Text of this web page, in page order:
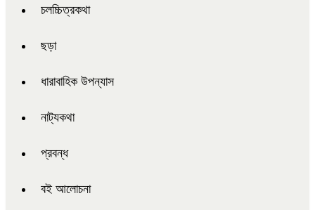
চলচ্চিত্রকথা
ছড়া
ধারাবাহিক উপন্যাস
নাট্যকথা
প্রবন্ধ
বই আলোচনা